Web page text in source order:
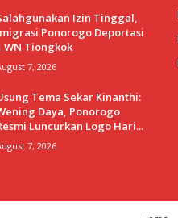
Izin Tinggal,
Ponorogo Deportasi
WN Tiongkok
7, 2026
Tema Sekar Kinanthi:
Daya, Ponorogo
Luncurkan Logo Hari...
7, 2026